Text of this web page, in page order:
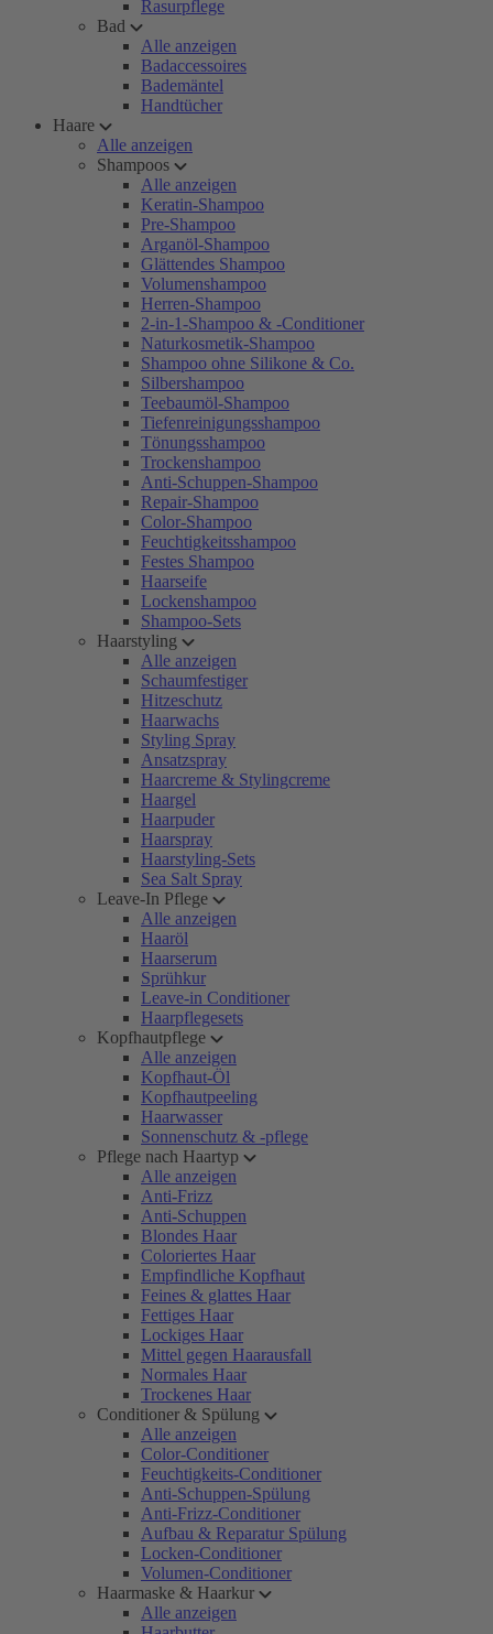
Rasurpflege
Bad
Alle anzeigen
Badaccessoires
Bademäntel
Handtücher
Haare
Alle anzeigen
Shampoos
Alle anzeigen
Keratin-Shampoo
Pre-Shampoo
Arganöl-Shampoo
Glättendes Shampoo
Volumenshampoo
Herren-Shampoo
2-in-1-Shampoo & -Conditioner
Naturkosmetik-Shampoo
Shampoo ohne Silikone & Co.
Silbershampoo
Teebaumöl-Shampoo
Tiefenreinigungsshampoo
Tönungsshampoo
Trockenshampoo
Anti-Schuppen-Shampoo
Repair-Shampoo
Color-Shampoo
Feuchtigkeitsshampoo
Festes Shampoo
Haarseife
Lockenshampoo
Shampoo-Sets
Haarstyling
Alle anzeigen
Schaumfestiger
Hitzeschutz
Haarwachs
Styling Spray
Ansatzspray
Haarcreme & Stylingcreme
Haargel
Haarpuder
Haarspray
Haarstyling-Sets
Sea Salt Spray
Leave-In Pflege
Alle anzeigen
Haaröl
Haarserum
Sprühkur
Leave-in Conditioner
Haarpflegesets
Kopfhautpflege
Alle anzeigen
Kopfhaut-Öl
Kopfhautpeeling
Haarwasser
Sonnenschutz & -pflege
Pflege nach Haartyp
Alle anzeigen
Anti-Frizz
Anti-Schuppen
Blondes Haar
Coloriertes Haar
Empfindliche Kopfhaut
Feines & glattes Haar
Fettiges Haar
Lockiges Haar
Mittel gegen Haarausfall
Normales Haar
Trockenes Haar
Conditioner & Spülung
Alle anzeigen
Color-Conditioner
Feuchtigkeits-Conditioner
Anti-Schuppen-Spülung
Anti-Frizz-Conditioner
Aufbau & Reparatur Spülung
Locken-Conditioner
Volumen-Conditioner
Haarmaske & Haarkur
Alle anzeigen